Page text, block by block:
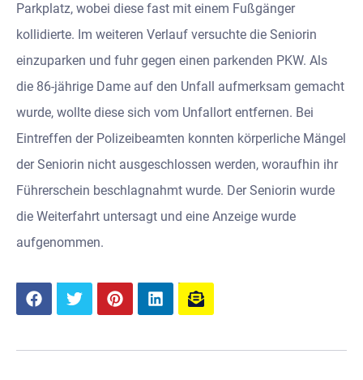
Parkplatz, wobei diese fast mit einem Fußgänger
kollidierte. Im weiteren Verlauf versuchte die Seniorin
einzuparken und fuhr gegen einen parkenden PKW. Als
die 86-jährige Dame auf den Unfall aufmerksam gemacht
wurde, wollte diese sich vom Unfallort entfernen. Bei
Eintreffen der Polizeibeamten konnten körperliche Mängel
der Seniorin nicht ausgeschlossen werden, woraufhin ihr
Führerschein beschlagnahmt wurde. Der Seniorin wurde
die Weiterfahrt untersagt und eine Anzeige wurde
aufgenommen.